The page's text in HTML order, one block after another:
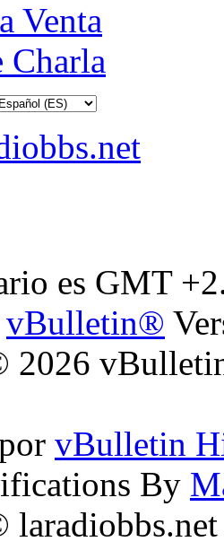
Venta
Charla
es GMT
vBulletin®
2026
vBulletin
By